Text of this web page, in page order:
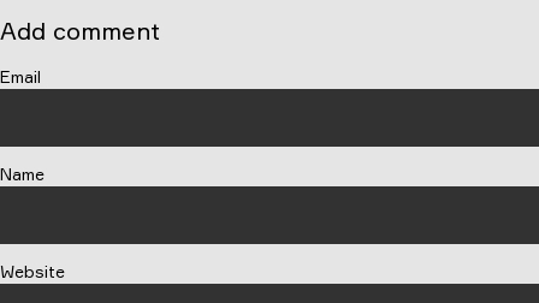
Add comment
Email
Name
Website